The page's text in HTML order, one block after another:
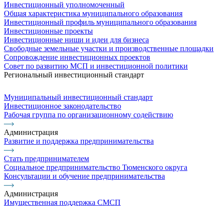
Инвестиционный уполномоченный
Общая характеристика муниципального образования
Инвестиционный профиль муниципального образования
Инвестиционные проекты
Инвестиционные ниши и идеи для бизнеса
Свободные земельные участки и производственные площадки
Сопровождение инвестиционных проектов
Совет по развитию МСП и инвестиционной политики
Региональный инвестиционный стандарт
Муниципальный инвестиционный стандарт
Инвестиционное законодательство
Рабочая группа по организационному содействию
Администрация
Развитие и поддержка предпринимательства
Стать предпринимателем
Социальное предпринимательство Тюменского округа
Консультации и обучение предпринимательства
Администрация
Имущественная поддержка СМСП